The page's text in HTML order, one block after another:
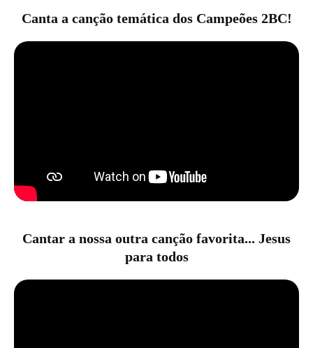
Canta a canção temática dos Campeões 2BC!
Cantar a nossa outra canção favorita... Jesus
para todos